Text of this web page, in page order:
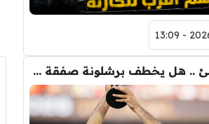
2026/
تحول مفاجئ .. هل يخطف برشلونة صفقة رودري من قلب مدريد ؟